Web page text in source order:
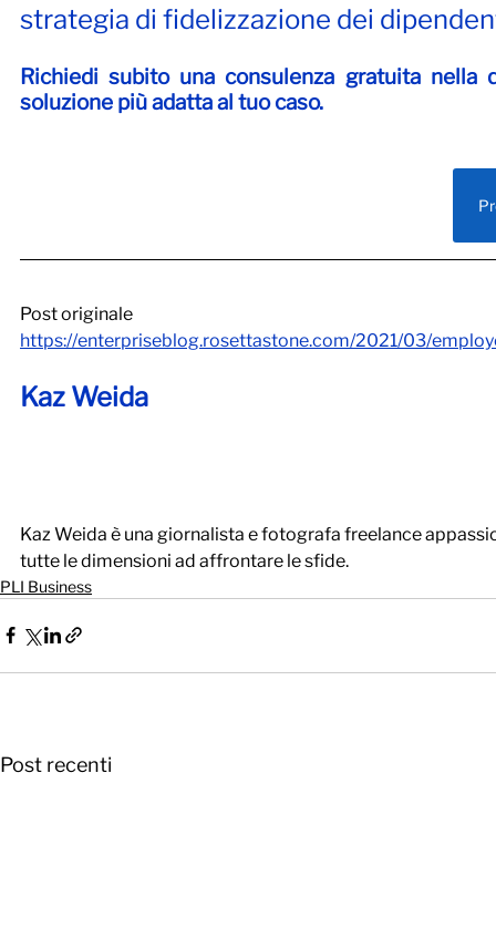
strategia di fidelizzazione dei
Richiedi subito una consulenza gratuita
soluzione più adatta al tuo caso.
Post originale
https://enterpriseblog.rosettastone.com/2021/03/
Kaz Weida
Kaz Weida è una giornalista e fotografa freelance
tutte le dimensioni ad affrontare le sfide.
PLI Business
Post recenti